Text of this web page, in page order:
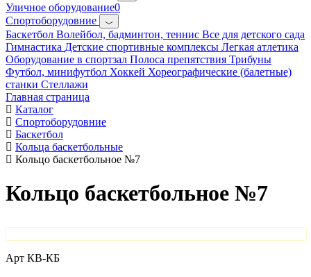
Уличное оборудование0
Спортоборудовние
Баскетбол Волейбол, бадминтон, теннис Все для детского сада
Гимнастика Детские спортивные комплексы Легкая атлетика
Оборудование в спортзал Полоса препятствия Трибуны
Футбол, минифутбол Хоккей Хореографические (балетные)
станки Стеллажи
Главная страница
Каталог
Спортоборудовние
Баскетбол
Кольца баскетбольные
Кольцо баскетбольное №7
Кольцо баскетбольное №7
Арт КВ-КБ